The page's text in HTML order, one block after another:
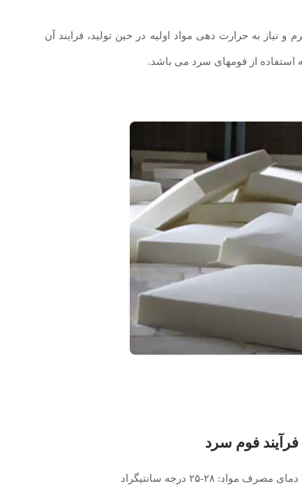
نیاز به حرارت دهی مواد اولیه در حین تولید، فرایند آن
استفاده از فومهای سرد می باشد.
فرآیند فوم سرد
دمای مصرف مواد: ۲۸-۲۵ درجه سانتیگراد